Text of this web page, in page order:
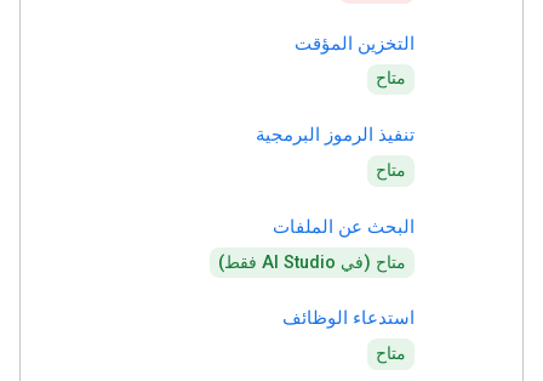
التخزين المؤقت
متاح
تنفيذ الرموز البرمجية
متاح
البحث عن الملفات
متاح (في AI Studio فقط)
استدعاء الوظائف
متاح